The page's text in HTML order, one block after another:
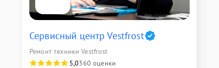
Сервисный центр Vestfrost
Ремонт техники Vestfrost
5,0360 оценки